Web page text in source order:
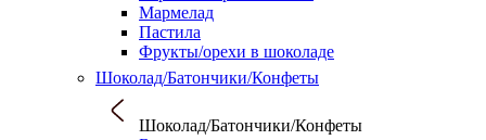
Мармелад
Пастила
Фрукты/орехи в шоколаде
Шоколад/Батончики/Конфеты
Шоколад/Батончики/Конфеты